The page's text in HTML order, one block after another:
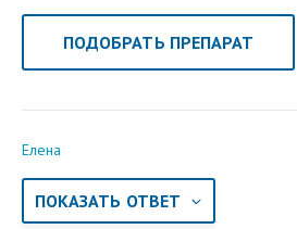
Как Вас зовут
Электронная почта
ПОДОБРАТЬ ПРЕПАРАТ
Елена
ПОКАЗАТЬ ОТВЕТ